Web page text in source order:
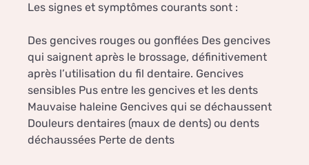
Les signes et symptômes courants sont :
Des gencives rouges ou gonflées Des gencives
qui saignent après le brossage, définitivement
après l’utilisation du fil dentaire. Gencives
sensibles Pus entre les gencives et les dents
Mauvaise haleine Gencives qui se déchaussent
Douleurs dentaires (maux de dents) ou dents
déchaussées Perte de dents